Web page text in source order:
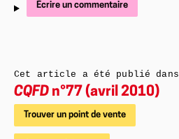
Écrire un commentaire
Cet article a été publié dans
CQFD n°77 (avril 2010)
Trouver un point de vente